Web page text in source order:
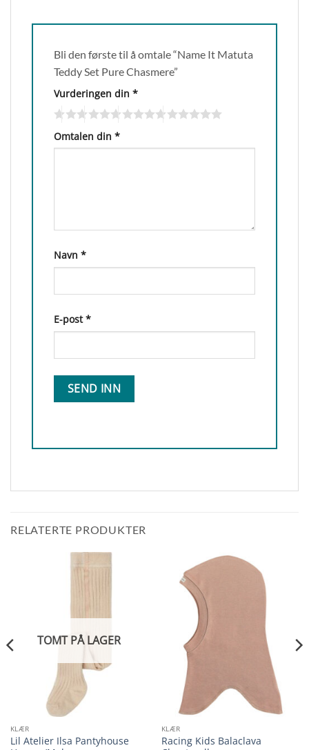
Bli den første til å omtale “Name It Matuta
Teddy Set Pure Chasmere”
Vurderingen din *
Omtalen din *
Navn *
E-post*
RELATERTE PRODUKTER
TOMT PÅ LAGER
KLÆR
Lil Atelier Ilsa Pantyhouse
KLÆR
Racing Kids Balaclava